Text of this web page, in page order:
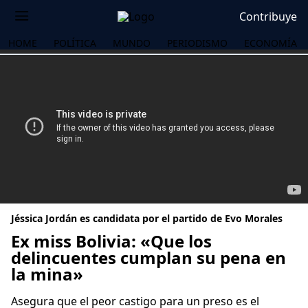
Contribuye
HOME POLÍTICA MUNDO PERIODISMO ECONOMÍA
Jéssica Jordán es candidata por el partido de Evo Morales
Ex miss Bolivia: «Que los
delincuentes cumplan su pena en
la mina»
Asegura que el peor castigo para un preso es el